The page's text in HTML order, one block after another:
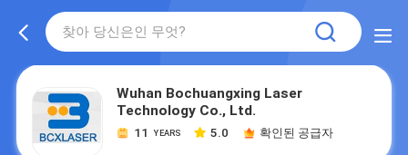
Wuhan Bochuangxing Laser
Technology Co., Ltd.
11 YEARS 5.0 확인된 공급자